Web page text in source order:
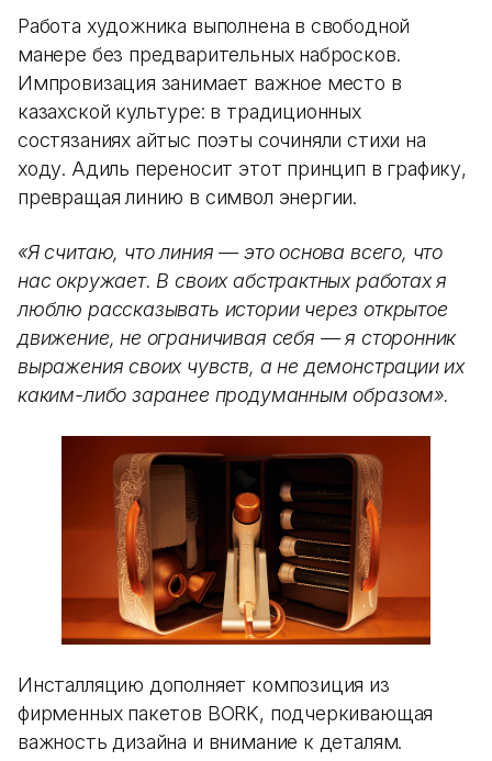
Работа художника выполнена в свободной
манере без предварительных набросков.
Импровизация занимает важное место в
казахской культуре: в традиционных
состязаниях айтыс поэты сочиняли стихи на
ходу. Адиль переносит этот принцип в графику,
превращая линию в символ энергии.
«Я считаю, что линия — это основа всего, что
нас окружает. В своих абстрактных работах я
люблю рассказывать истории через открытое
движение, не ограничивая себя — я сторонник
выражения своих чувств, а не демонстрации их
каким-либо заранее продуманным образом».
Инсталляцию дополняет композиция из
фирменных пакетов BORK, подчеркивающая
важность дизайна и внимание к деталям.